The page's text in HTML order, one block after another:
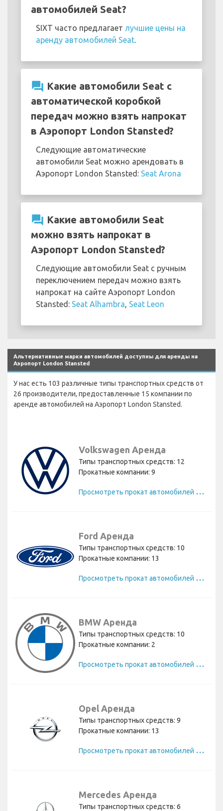
автомобилей Seat?
SIXT часто предлагает лучшие цены на
аренду автомобилей Seat
question_answer Какие автомобили Seat с
автоматической коробкой
передач можно взять напрокат
в Аэропорт London Stansted?
Следующие автоматические
автомобили Seat можно арендовать в
Аэропорт London Stansted: Seat Arona
question_answer Какие автомобили Seat
можно взять напрокат в
Аэропорт London Stansted?
Следующие автомобили Seat с ручным
переключением передач можно взять
напрокат на сайте Аэропорт London
Stansted: Seat Alhambra Seat Leon
Альтернативные марки автомобилей доступны для аренды на
Аэропорт London Stansted
У нас есть 103 различные типы транспортных средств от
26 производители, предоставленные 15 компании по
аренде автомобилей на Аэропорт London Stansted.
Volkswagen Аренда
Типы транспортных средств: 12
Прокатные компании: 9
П
росмотреть прокат автомобилей Volkswagen
Ford Аренда
Типы транспортных средств: 10
Прокатные компании: 13
П
росмотреть прокат автомобилей Ford
BMW Аренда
Типы транспортных средств: 10
Прокатные компании: 2
П
росмотреть прокат автомобилей BMW
Opel Аренда
Типы транспортных средств: 9
Прокатные компании: 13
П
росмотреть прокат автомобилей Opel
Mercedes Аренда
Типы транспортных средств: 6